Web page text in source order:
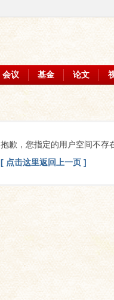
会议 基金 论文
抱歉，您指定的用户空间不存
[ 点击这里返回上一页 ]